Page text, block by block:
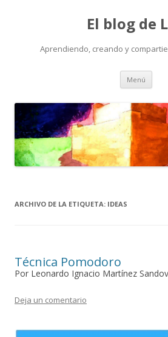
El blog de
Aprendiendo, creando y
Menú Saltar
ARCHIVO DE LA ETIQUETA: IDEAS
Técnica Pomodoro
Por Leonardo Ignacio Martínez
Deja un comentario